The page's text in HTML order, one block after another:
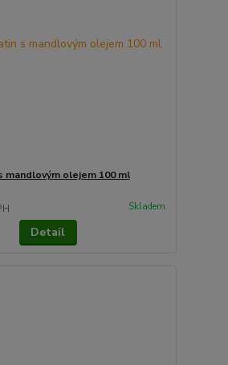
mandlovým olejem 100 ml
Skladem
Detail